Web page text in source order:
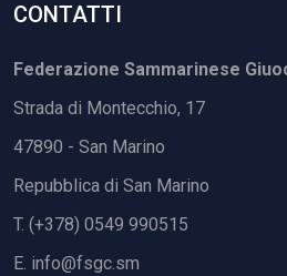
CONTATTI
Federazione Sammarinese
Strada di Montecchio, 17
47890 - San Marino
Repubblica di San Marino
T. (+378) 0549 990515
E. info@fsgc.sm